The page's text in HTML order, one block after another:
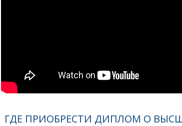
ГДЕ ПРИОБРЕСТИ ДИПЛОМ О